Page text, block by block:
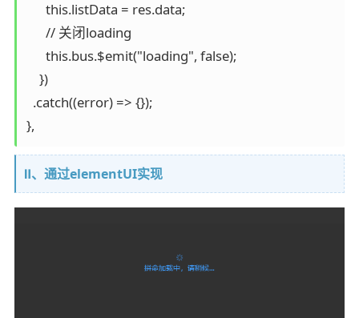
      this.listData = res.data;
      // 关闭loading
      this.bus.$emit("loading", false);
    })
  .catch((error) => {});
Ⅱ、通过elementUI实现